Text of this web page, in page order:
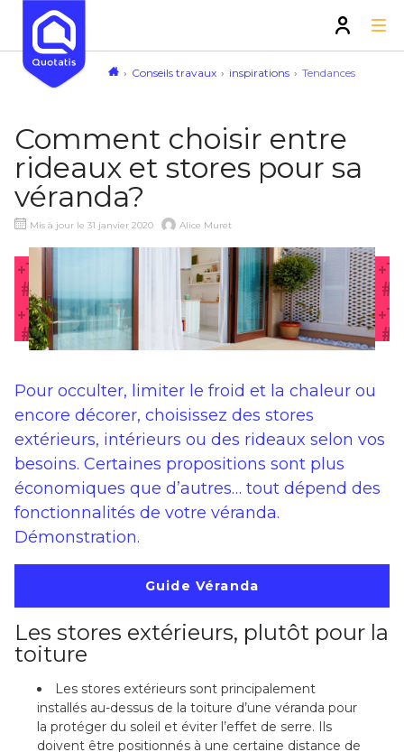
Conseils travaux inspirations Tendances
Comment choisir entre
rideaux et stores pour sa
véranda?
Mis à jour le 31 janvier 2020 Alice Muret
Pour occulter, limiter le froid et la chaleur ou
encore décorer, choisissez des stores
extérieurs, intérieurs ou des rideaux selon vos
besoins. Certaines propositions sont plus
économiques que d’autres… tout dépend des
fonctionnalités de votre véranda.
Démonstration.
Guide Véranda
Les stores extérieurs, plutôt pour la
toiture
Les stores extérieurs sont principalement
installés au-dessus de la toiture d’une véranda pour
la protéger du soleil et éviter l’effet de serre. Ils
doivent être positionnés à une certaine distance de